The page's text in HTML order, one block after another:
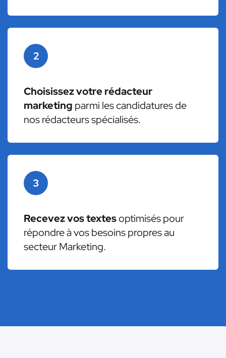
2
Choisissez votre rédacteur
marketing parmi les candidatures de
nos rédacteurs spécialisés.
3
Recevez vos textesoptimisés pour
répondre à vos besoins propres au
secteur Marketing.